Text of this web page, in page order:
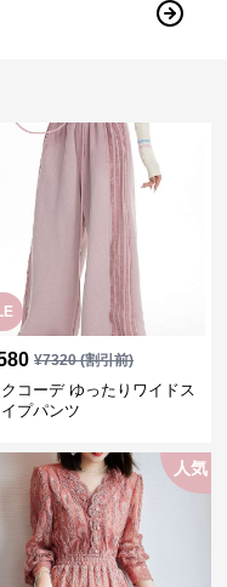
¥7320(割引前)
コーデ ゆったりワイドス
イプパンツ
人気